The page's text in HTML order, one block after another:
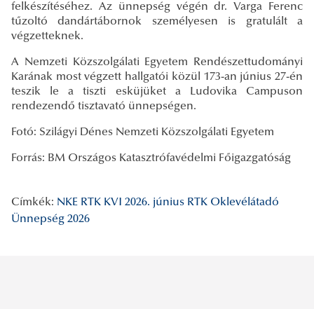
felkészítéséhez. Az ünnepség végén dr. Varga Ferenc
tűzoltó dandártábornok személyesen is gratulált a
végzetteknek.
A Nemzeti Közszolgálati Egyetem Rendészettudományi
Karának most végzett hallgatói közül 173-an június 27-én
teszik le a tiszti esküjüket a Ludovika Campuson
rendezendő tisztavató ünnepségen.
Fotó: Szilágyi Dénes Nemzeti Közszolgálati Egyetem
Forrás: BM Országos Katasztrófavédelmi Főigazgatóság
Címkék: NKE RTK KVI 2026. június RTK Oklevélátadó
Ünnepség 2026